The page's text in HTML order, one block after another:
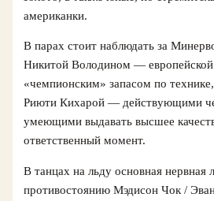
американки.
В парах стоит наблюдать за
Никитой Володином —
«чемпионским» запасом по
Риюти Кихарой — действующими
умеющими выдавать высшее
ответственный момент.
В танцах на льду основная нервная
противостоянию Мэдисон Чок /